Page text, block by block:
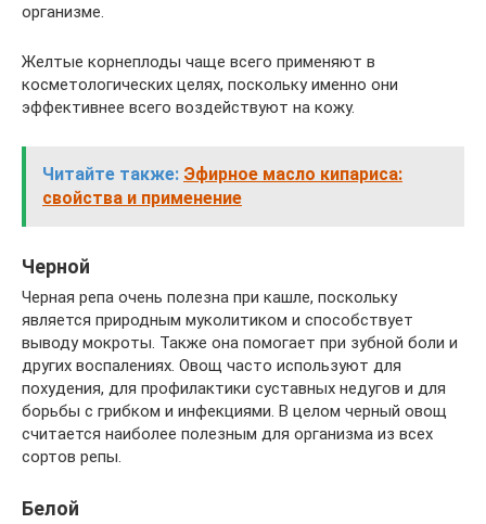
организме.
Желтые корнеплоды чаще всего применяют в
косметологических целях, поскольку именно они
эффективнее всего воздействуют на кожу.
Читайте также: Эфирное масло кипариса:
свойства и применение
Черной
Черная репа очень полезна при кашле, поскольку
является природным муколитиком и способствует
выводу мокроты. Также она помогает при зубной боли и
других воспалениях. Овощ часто используют для
похудения, для профилактики суставных недугов и для
борьбы с грибком и инфекциями. В целом черный овощ
считается наиболее полезным для организма из всех
сортов репы.
Белой